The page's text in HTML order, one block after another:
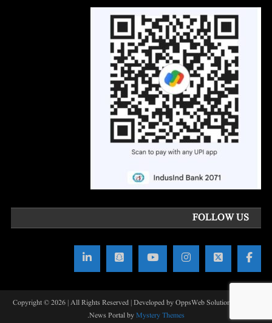
FOLLOW US
Copyright © 2026 | All Rights Reserved | Developed by OppsWeb Solutions
News Portal byMystery Themes
.